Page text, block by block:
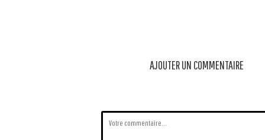
AJOUTER UN COMMENTAIRE